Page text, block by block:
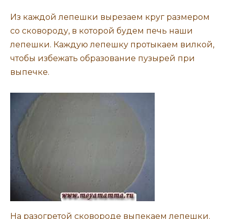
Из каждой лепешки вырезаем круг размером
со сковороду, в которой будем печь наши
лепешки. Каждую лепешку протыкаем вилкой,
чтобы избежать образование пузырей при
выпечке.
На разогретой сковороде выпекаем лепешки.